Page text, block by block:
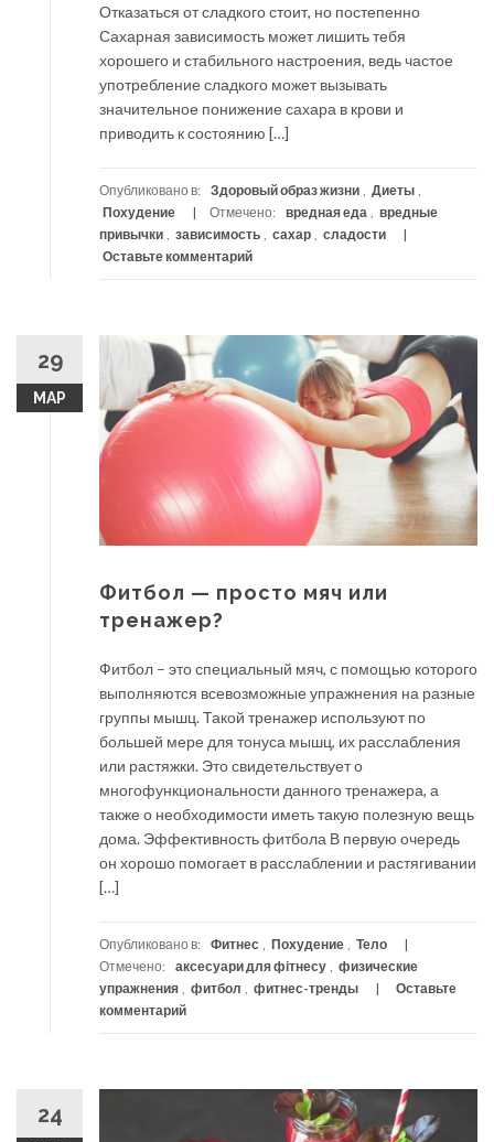
Отказаться от сладкого стоит, но постепенно
Сахарная зависимость может лишить тебя
хорошего и стабильного настроения, ведь частое
употребление сладкого может вызывать
значительное понижение сахара в крови и
приводить к состоянию […]
Опубликовано в: Здоровый образ жизни Диеты
Похудение
Отмечено: вредная еда
вредные
привычки
зависимость сахар
сладости
Оставьте комментарий
29
МАР
Фитбол — просто мяч или
тренажер?
Фитбол – это специальный мяч, с помощью которого
выполняются всевозможные упражнения на разные
группы мышц. Такой тренажер используют по
большей мере для тонуса мышц, их расслабления
или растяжки. Это свидетельствует о
многофункциональности данного тренажера, а
также о необходимости иметь такую полезную вещь
дома. Эффективность фитбола В первую очередь
он хорошо помогает в расслаблении и растягивании
[…]
Опубликовано в: Фитнес , Похудение , Тело
Отмечено:
аксесуари для фітнесу , физические
упражнения , фитбол , фитнес-тренды
Оставьте
комментарий
24